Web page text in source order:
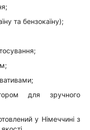
та бензокаїну);
для зручного
у Німеччині з